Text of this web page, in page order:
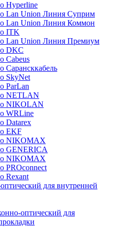
Hyperline
Lan Union Линия Суприм
Lan Union Линия Коммон
ITK
Lan Union Линия Премиум
DKC
Cabeus
Сарансккабель
SkyNet
ParLan
NETLAN
NIKOLAN
WRLine
Datarex
EKF
NIKOMAX
GENERICA
NIKOMAX
PROconnect
Rexant
для внутренней
оптический для